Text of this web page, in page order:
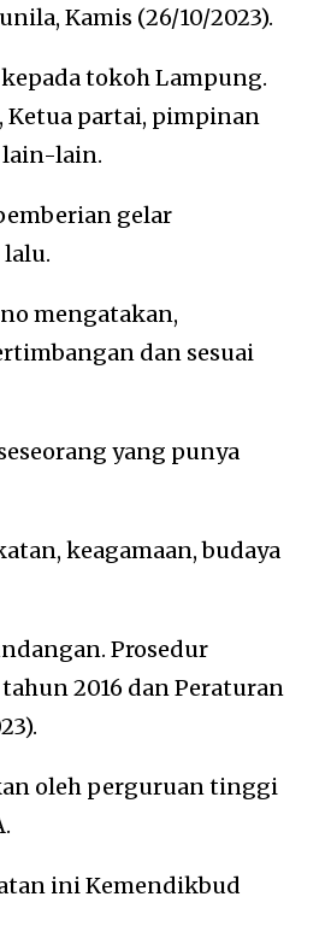
Kamis (26/10/2023).
tokoh Lampung.
Ketua partai, pimpinan
lain-lain.
gelar
mengatakan,
dan sesuai
yang punya
keagamaan, budaya
Prosedur
2016 dan Peraturan
oleh perguruan tinggi
ini Kemendikbud